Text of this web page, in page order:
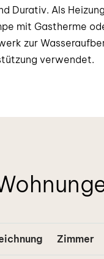
Durativ. Als
mit Gastherme
zur
verwendet.
Zimmer